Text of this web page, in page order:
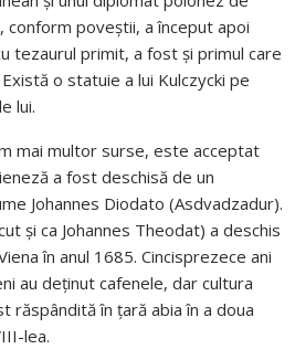
conform poveștii, a început apoi
tezaurul primit, a fost și primul care
o statuie a lui Kulczycki pe
lui.
mai multor surse, este acceptat
a fost deschisă de un
Johannes Diodato (Asdvadzadur).
și ca Johannes Theodat) a deschis
în anul 1685. Cincisprezece ani
au deținut cafenele, dar cultura
răspândită în țară abia în a doua
lea.